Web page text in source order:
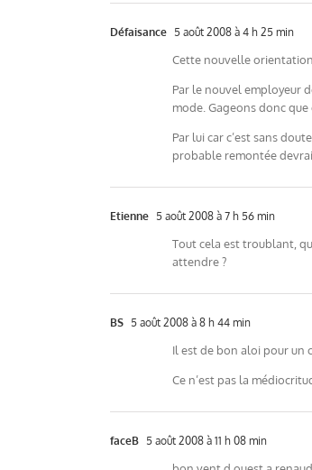
Défaisance 5 août 2008 à 4 h 25 min
Cette nouvelle
Par le nouvel employeur
mode. Gageons donc que
Par lui car c’est sans
probable remontée
Etienne 5 août 2008 à 7 h 56 min
Tout cela est troublant,
attendre ?
BS 5 août 2008 à 8 h 44 min
Il est de bon aloi pour un
Ce n’est pas la
faceB 5 août 2008 à 11 h 08 min